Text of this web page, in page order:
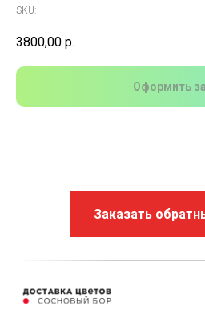
SKU:
3800,00 р.
Оформить
Заказать